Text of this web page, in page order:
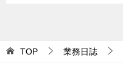
TOP 業務日誌